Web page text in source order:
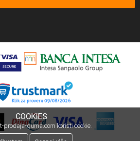
COOKIES
prodaja-guma.com koristi cookie.